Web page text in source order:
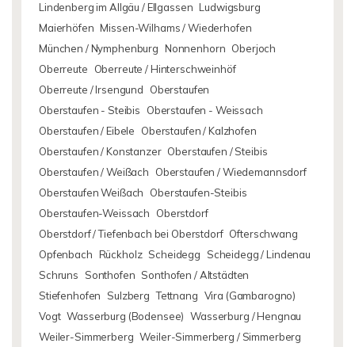
Lindenberg im Allgäu / Ellgassen Ludwigsburg
Maierhöfen Missen-Wilhams / Wiederhofen
München / Nymphenburg Nonnenhorn Oberjoch
Oberreute
Oberreute / Hinterschweinhöf
Oberreute / Irsengund
Oberstaufen
Oberstaufen - Steibis
Oberstaufen - Weissach
Oberstaufen / Eibele
Oberstaufen / Kalzhofen
Oberstaufen / Konstanzer Oberstaufen / Steibis
Oberstaufen / Weißach
Oberstaufen / Wiedemannsdorf
Oberstaufen Weißach
Oberstaufen-Steibis
Oberstaufen-Weissach
Oberstdorf
Oberstdorf / Tiefenbach bei Oberstdorf Ofterschwang
Opfenbach Rückholz Scheidegg
Scheidegg / Lindenau
Schruns
Sonthofen Sonthofen / Altstädten
Stiefenhofen
Sulzberg Tettnang Vira (Gambarogno)
Vogt Wasserburg (Bodensee) Wasserburg / Hengnau
Weiler-Simmerberg Weiler-Simmerberg / Simmerberg